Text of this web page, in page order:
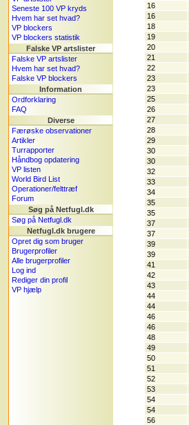
Seneste 100 VP kryds
Hvem har set hvad?
VP blockers
VP blockers statistik
Falske VP artslister
Falske VP artslister
Hvem har set hvad?
Falske VP blockers
Information
Ordforklaring
FAQ
Diverse
Færøske observationer
Artikler
Turrapporter
Håndbog opdatering
VP listen
World Bird List
Operationer/felttræf
Forum
Søg på Netfugl.dk
Søg på Netfugl.dk
Netfugl.dk brugere
Opret dig som bruger
Brugerprofiler
Alle brugerprofiler
Log ind
Rediger din profil
VP hjælp
16
16
18
19
20
21
22
23
23
25
26
27
28
29
30
30
32
33
34
35
35
37
37
39
39
41
42
43
44
44
46
46
48
49
50
51
52
53
54
54
56